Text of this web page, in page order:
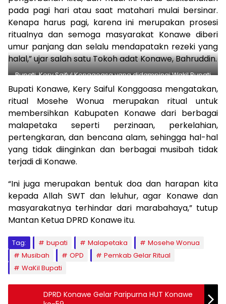
pada pagi hari atau saat matahari mulai bersinar.
Kenapa harus pagi, karena ini merupakan prosesi
ritualnya dan semoga masyarakat Konawe diberi
umur panjang dan selalu mendapatakn rezeki yang
halal,” ujar salah satu Tokoh adat Konawe, Bahruddin.
Bupati, Kery Saiful Konggoasa yang didampingi Wakil Bupati
Pimpinan OPD lingkup Konawe mengikuti prosesi ritual
Mosehe Wonua, Minggu (3/3/2019)
Bupati Konawe, Kery Saiful Konggoasa mengatakan,
ritual Mosehe Wonua merupakan ritual untuk
membersihkan Kabupaten Konawe dari berbagai
malapetaka seperti perzinaan, perkelahian,
pertengkaran, dan bencana alam, sehingga hal-hal
yang tidak diinginkan dan berbagai musibah tidak
terjadi di Konawe.
“Ini juga merupakan bentuk doa dan harapan kita
kepada Allah SWT dan leluhur, agar Konawe dan
masyarakatnya terhindar dari marabahaya,” tutup
Mantan Ketua DPRD Konawe itu.
Tag: bupati Malapetaka
Mosehe Wonua
Musibah
OPD
Pemkab Gelar Ritual
WaKil Bupati
DPRD Konawe Gelar Paripurna HUT Konawe